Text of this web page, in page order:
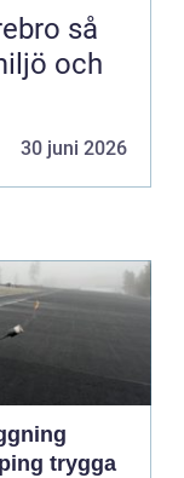
så
och
30 juni 2026